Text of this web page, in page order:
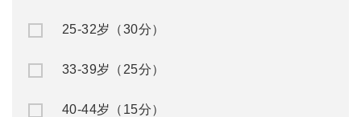
25-32岁（30分）
33-39岁（25分）
40-44岁（15分）